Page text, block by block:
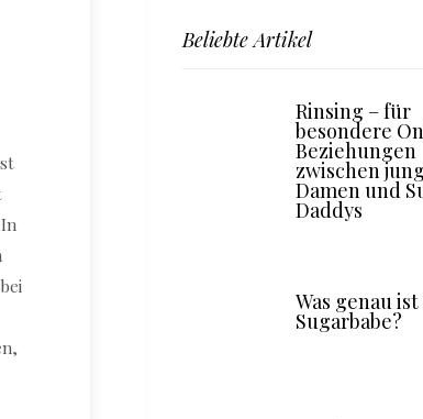
Beliebte Artikel
Rinsing – für
besondere
Beziehungen
zwischen
Damen und
Daddys
Was genau
Sugarbabe?